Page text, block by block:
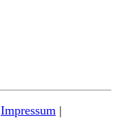
Impressum |